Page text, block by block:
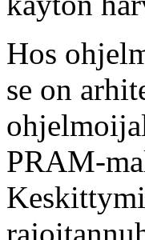
Hos
se on
PRAM-